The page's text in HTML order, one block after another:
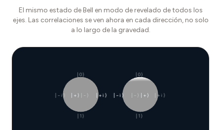
El mismo estado de Bell en modo de revelado de todos los
ejes. Las correlaciones se ven ahora en cada dirección, no solo
a lo largo de la gravedad.
|+⟩ |−⟩ |+i⟩
|−i⟩
|0⟩
|1⟩
|+⟩
|−⟩ |+i⟩
|−i⟩
|0⟩
|1⟩